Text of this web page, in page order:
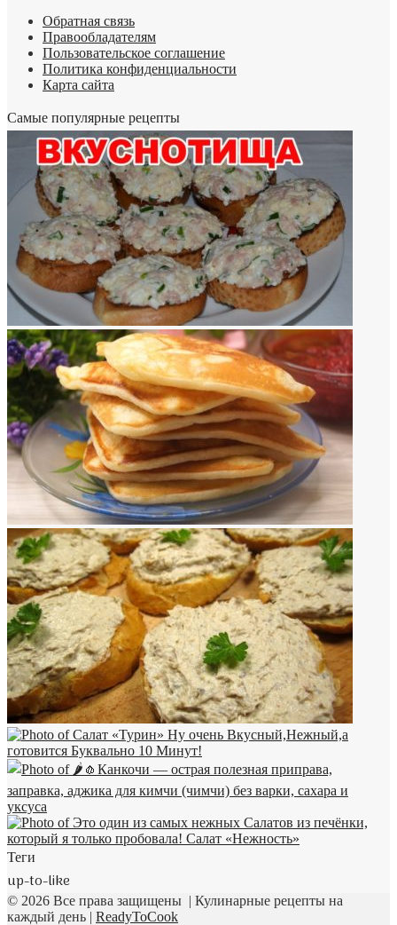
Обратная связь
Правообладателям
Пользовательское соглашение
Политика конфиденциальности
Карта сайта
Самые популярные рецепты
Теги
up-to-like
© 2026 Все права защищены | Кулинарные рецепты на
каждый день | ReadyToCook